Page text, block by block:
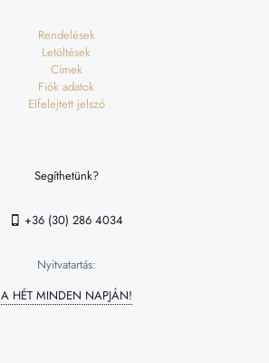
Rendelések
Letöltések
Címek
Fiók adatok
Elfelejtett jelszó
Segíthetünk?
+36 (30) 286 4034
Nyitvatartás:
A HÉT MINDEN NAPJÁN!